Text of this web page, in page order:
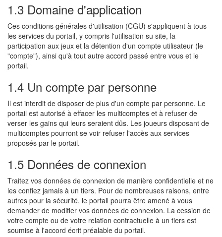
1.3 Domaine d'application
Ces conditions générales d'utilisation (CGU) s'appliquent à tous
les services du portail, y compris l'utilisation su site, la
participation aux jeux et la détention d'un compte utilisateur (le
"compte"), ainsi qu'à tout autre accord passé entre vous et le
portail.
1.4 Un compte par personne
Il est interdit de disposer de plus d'un compte par personne. Le
portail est autorisé à effacer les multicomptes et à refuser de
verser les gains qui leurs seraient dûs. Les joueurs disposant de
multicomptes pourront se voir refuser l'accès aux services
proposés par le portail.
1.5 Données de connexion
Traitez vos données de connexion de manière confidentielle et ne
les confiez jamais à un tiers. Pour de nombreuses raisons, entre
autres pour la sécurité, le portail pourra être amené à vous
demander de modifier vos données de connexion. La cession de
votre compte ou de votre relation contractuelle à un tiers est
soumise à l'accord écrit préalable du portail.